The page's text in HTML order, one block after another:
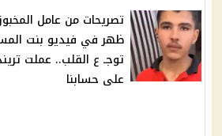
تصريحات من عامل
ظهر في فيديو بنت
توجـ ع القلب.. عملت
على حسابنا